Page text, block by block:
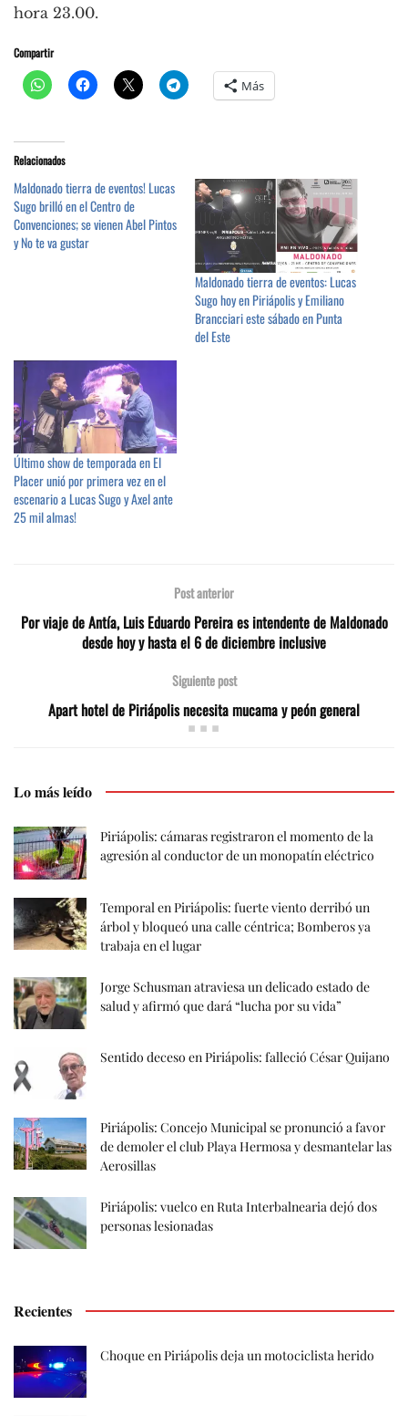
hora 23.00.
Compartir
Más
Relacionados
Maldonado tierra de eventos! Lucas
Sugo brilló en el Centro de
Convenciones; se vienen Abel Pintos
y No te va gustar
Maldonado tierra de eventos: Lucas
Sugo hoy en Piriápolis y Emiliano
Brancciari este sábado en Punta
del Este
Último show de temporada en El
Placer unió por primera vez en el
escenario a Lucas Sugo y Axel ante
25 mil almas!
Post anterior
Por viaje de Antía, Luis Eduardo Pereira es intendente de Maldonado
desde hoy y hasta el 6 de diciembre inclusive
Siguiente post
Apart hotel de Piriápolis necesita mucama y peón general
Lo más leído
Piriápolis: cámaras registraron el momento de la
agresión al conductor de un monopatín eléctrico
Temporal en Piriápolis: fuerte viento derribó un
árbol y bloqueó una calle céntrica; Bomberos ya
trabaja en el lugar
Jorge Schusman atraviesa un delicado estado de
salud y afirmó que dará “lucha por su vida”
Sentido deceso en Piriápolis: falleció César Quijano
Piriápolis: Concejo Municipal se pronunció a favor
de demoler el club Playa Hermosa y desmantelar las
Aerosillas
Piriápolis: vuelco en Ruta Interbalnearia dejó dos
personas lesionadas
Recientes
Choque en Piriápolis deja un motociclista herido